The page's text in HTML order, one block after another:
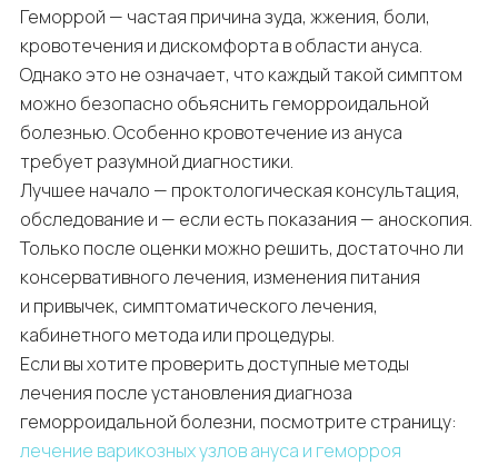
Геморрой — частая причина зуда, жжения, боли,
кровотечения и дискомфорта в области ануса.
Однако это не означает, что каждый такой симптом
можно безопасно объяснить геморроидальной
болезнью. Особенно кровотечение из ануса
требует разумной диагностики.
Лучшее начало — проктологическая консультация,
обследование и — если есть показания — аноскопия.
Только после оценки можно решить, достаточно ли
консервативного лечения, изменения питания
и привычек, симптоматического лечения,
кабинетного метода или процедуры.
Если вы хотите проверить доступные методы
лечения после установления диагноза
геморроидальной болезни, посмотрите страницу:
лечение варикозных узлов ануса и геморроя